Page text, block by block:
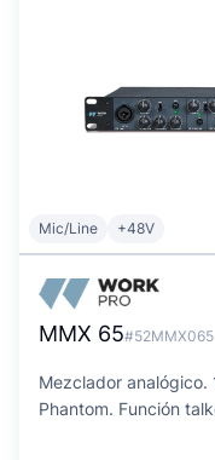
Mic/Line +48V
MMX 65#52MMX065
Mezclador analógico.
Phantom. Función